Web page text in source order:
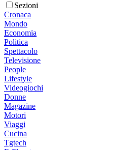
Sezioni
Cronaca
Mondo
Economia
Politica
Spettacolo
Televisione
People
Lifestyle
Videogiochi
Donne
Magazine
Motori
Viaggi
Cucina
Tgtech